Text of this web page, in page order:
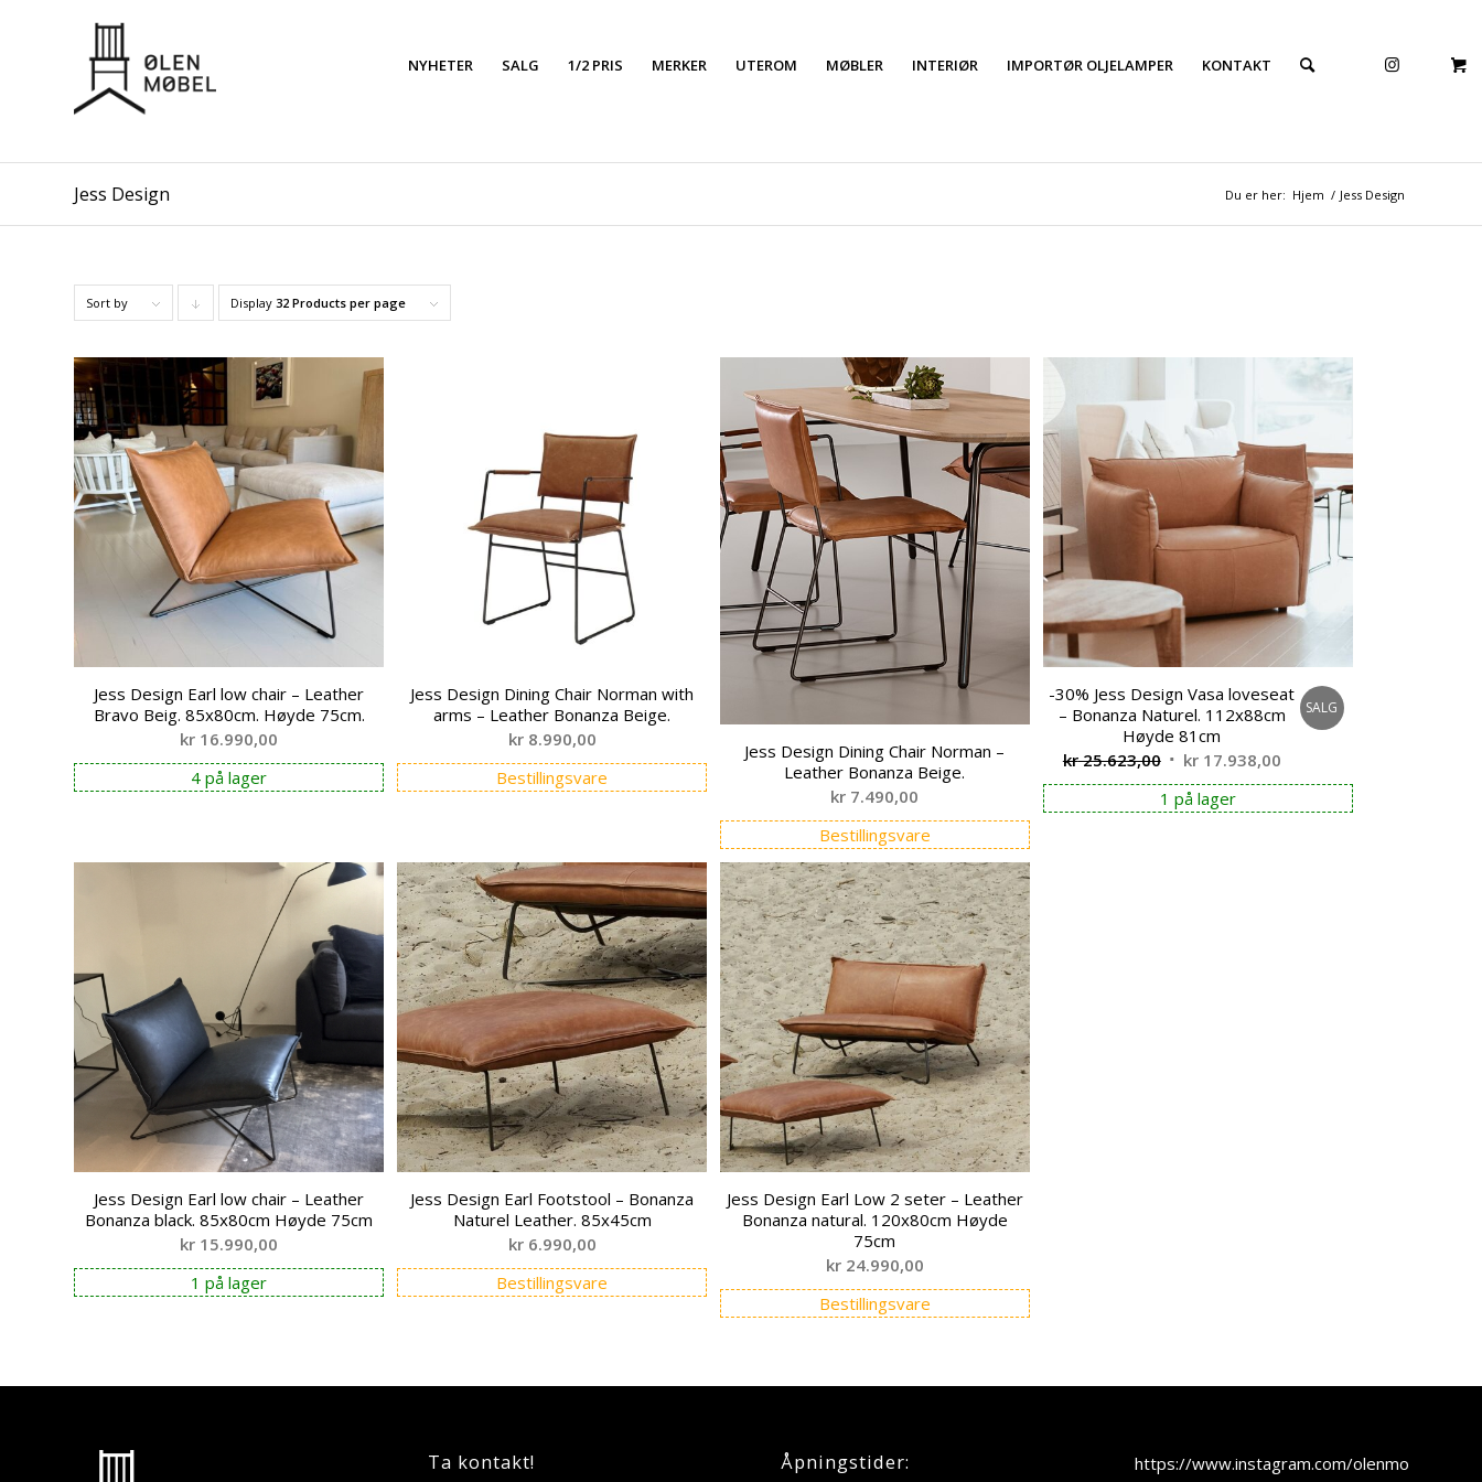
NYHETER SALG 1/2 PRIS MERKER UTEROM MØBLER INTERIØR IMPORTØR OLJELAMPER KONTAKT
Jess Design Du er her: Hjem / Jess Design
Sort by Click
order
products
descending
Display 32 Products per page
Jess Design Earl low chair – Leather
Bravo Beig. 85x80cm. Høyde 75cm.
kr 16.990,00
4 på lager
Jess Design Dining Chair Norman with
arms – Leather Bonanza Beige.
kr8.990,00
Bestillingsvare
Jess Design Dining Chair Norman –
Leather Bonanza Beige.
kr 7.490,00
Bestillingsvare
-30% Jess Design Vasa loveseat
– Bonanza Naturel. 112x88cm
Høyde 81cm
kr25.623,00 Opprinnelig
pris
var:
kr17.938,00Nåværende
pris
er:
SALG
1 på lager
Jess Design Earl low chair – Leather
Bonanza black. 85x80cm Høyde 75cm
kr 15.990,00
1 på lager
Jess Design Earl Footstool – Bonanza
Naturel Leather. 85x45cm
kr6.990,00
Bestillingsvare
Jess Design Earl Low 2 seter – Leather
Bonanza natural. 120x80cm Høyde
75cm
kr24.990,00
Bestillingsvare
Ta kontakt! Åpningstider: https://www.instagram.com/olenmobel